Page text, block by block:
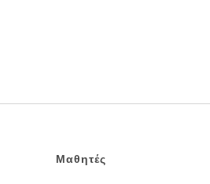
Μαθητές